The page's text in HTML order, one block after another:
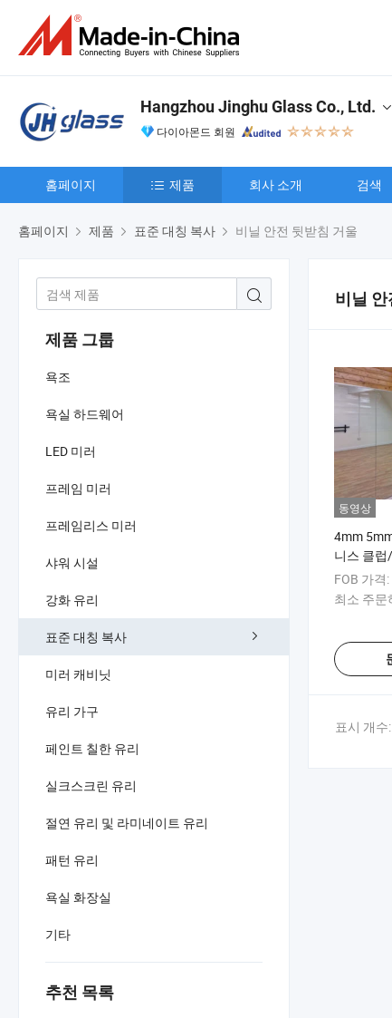
Hangzhou Jinghu Glass Co., Ltd.
다이아몬드 회원
홈페이지 제품 회사 소개 검색
홈페이지 제품 표준 대칭 복사 비닐 안전 뒷받침 거울
제품 그룹
욕조
욕실 하드웨어
LED 미러
프레임 미러
프레임리스 미러
샤워 시설
강화 유리
표준 대칭 복사
미러 캐비닛
유리 가구
페인트 칠한 유리
실크스크린 유리
절연 유리 및 라미네이트 유리
패턴 유리
욕실 화장실
기타
추천 목록
비닐
동영상
4mm
니스 클럽
비닐 은색
FOB 가격:
최소 주문
표시 개수: